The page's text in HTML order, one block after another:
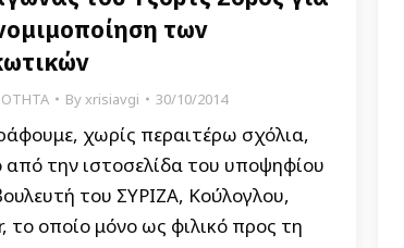
των
Byxrisiavgi 30/10/2014
χωρίς περαιτέρω σχόλια,
από την ιστοσελίδα του υποψηφίου
του ΣΥΡΙΖΑ, Κούλογλου,
το οποίο μόνο ως φιλικό προς τη